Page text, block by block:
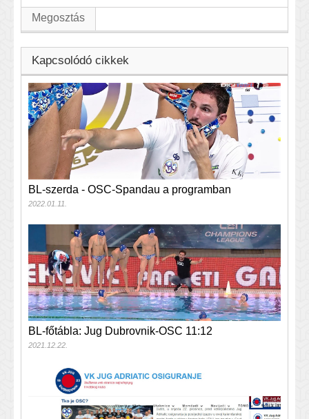
Megosztás
Kapcsolódó cikkek
BL-szerda - OSC-Spandau a programban
2022.01.11.
BL-főtábla: Jug Dubrovnik-OSC 11:12
2021.12.22.